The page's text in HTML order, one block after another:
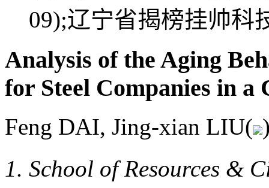
09);辽宁省揭榜挂帅科
Analysis of the Aging
for Steel Companies in
Feng DAI, Jing-xian LIU(
School of Resources &